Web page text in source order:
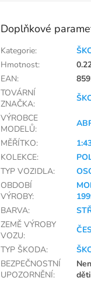
Doplňkové
Kategorie:
Hmotnost:
EAN:
TOVÁRNÍ
ZNAČKA:
VÝROBCE
MODELŮ:
MĚŘÍTKO:
KOLEKCE:
TYP VOZIDLA:
OBDOBÍ
VÝROBY:
BARVA:
ZEMĚ VÝROBY
VOZU:
TYP ŠKODA:
BEZPEČNOSTNÍ
UPOZORNĚNÍ: